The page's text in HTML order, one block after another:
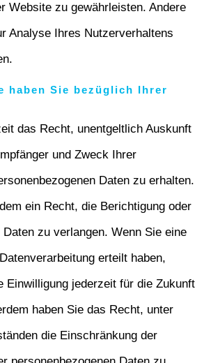
Website zu gewährleisten. Andere
Analyse Ihres Nutzerverhaltens
haben Sie bezüglich Ihrer
das Recht, unentgeltlich Auskunft
und Zweck Ihrer
Daten zu erhalten.
ein Recht, die Berichtigung oder
zu verlangen. Wenn Sie eine
erteilt haben,
Einwilligung jederzeit für die Zukunft
haben Sie das Recht, unter
die Einschränkung der